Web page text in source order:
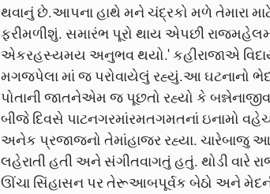
થવાનું છે.આપના હાથે મને ચંદ્રકો મળે તેમારા
ફરીમળીશું. સમારંભ પૂરો થાય એપછી
એકરહસ્યમય અનુભવ થયો.' કહીરાજાએ વિદાય
મગજપેલા માં જ પરોવાયેલું રહ્યું.આ ઘટનાનો
પોતાની જાતનેએમ જ પૂછતો રહ્યો કે
બીજે દિવસે પાટનગરમાંરમતગમતનાં ઇનામો
અનેક પ્રજાજનો તેમાંહાજર રહ્યા. ચારેબાજુ
લહેરાતી હતી અને સંગીતવાગતું હતું. થોડી વારે
ઊંચા સિંહાસન પર તેરૂઆબપૂર્વક બેઠો અને